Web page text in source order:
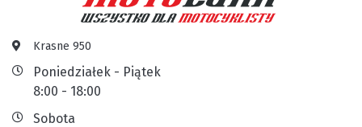
Krasne 950
Poniedziałek - Piątek
8:00 - 18:00
Sobota